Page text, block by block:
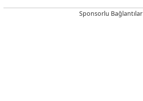
Sponsorlu Bağlantılar